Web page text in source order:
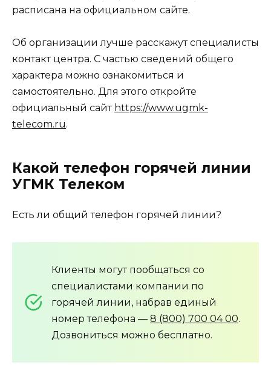
расписана на официальном сайте.
Об организации лучше расскажут специалисты
контакт центра. С частью сведений общего
характера можно ознакомиться и
самостоятельно. Для этого откройте
официальный сайт https://www.ugmk-
telecom.ru.
Какой телефон горячей линии
УГМК Телеком
Есть ли общий телефон горячей линии?
Клиенты могут пообщаться со
специалистами компании по
горячей линии, набрав единый
номер телефона — 8 (800) 700 04 00.
Дозвониться можно бесплатно.